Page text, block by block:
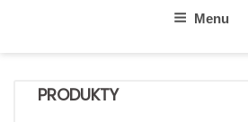
Menu
PRODUKTY